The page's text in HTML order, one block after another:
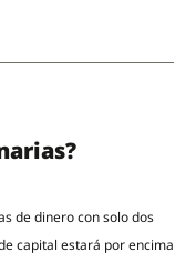
de dinero con solo dos
capital estará por encima